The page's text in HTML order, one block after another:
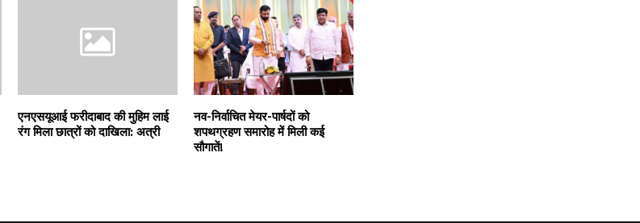
एनएसयूआई फरीदाबाद की मुहिम लाई
रंग मिला छात्रों को दाखिला: अत्री
नव-निर्वाचित मेयर-पार्षदों को
शपथग्रहण समारोह में मिली कई
सौगातें!